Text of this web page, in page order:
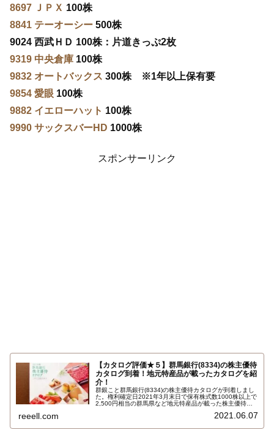
8697 ＪＰＸ 100株
8841 テーオーシー 500株
9024 西武ＨＤ 100株：片道きっぷ2枚
9319 中央倉庫 100株
9832 オートバックス 300株 ※1年以上保有要
9854 愛眼 100株
9882 イエローハット 100株
9990 サックスバーHD 1000株
スポンサーリンク
【カタログ評価★５】群馬銀行(8334)の株主優待
カタログ到着！地元特産品が載ったカタログを紹
介！
群銀こと群馬銀行(8334)の株主優待カタログが到着しまし
た。権利確定日2021年3月末日で保有株式数1000株以上で
2,500円相当の群馬県など地元特産品が載った株主優待カ
きます。カタログの中身を全部紹介しちゃいますよ。カタ
reeell.com 2021.06.07